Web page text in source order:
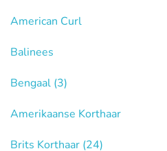
American Curl
Balinees
Bengaal (3)
Amerikaanse Korthaar
Brits Korthaar (24)